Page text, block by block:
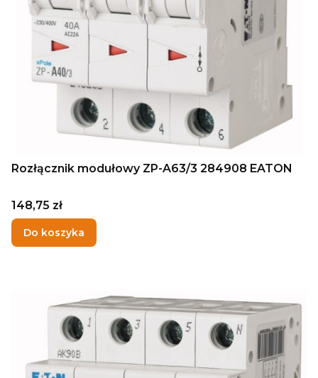
Rozłącznik modułowy ZP-A63/3 284908 EATON
Cena
148,75 zł
Do koszyka